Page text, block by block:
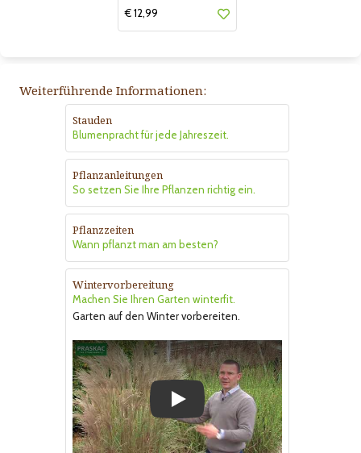
€ 12,99
Weiterführende Informationen:
Stauden
Blumenpracht für jede Jahreszeit.
Pflanzanleitungen
So setzen Sie Ihre Pflanzen richtig ein.
Pflanzzeiten
Wann pflanzt man am besten?
Wintervorbereitung
Machen Sie Ihren Garten winterfit.
Garten auf den Winter vorbereiten.